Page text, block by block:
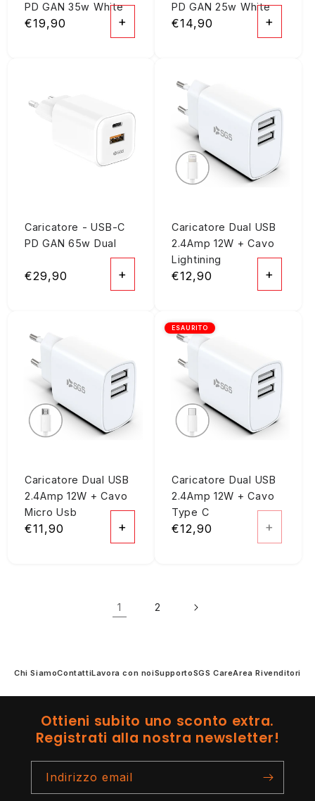
PD GAN 35w White
Prezzo
€19,90 +
PD GAN 25w White
Prezzo
€14,90 +
Caricatore - USB-C
PD GAN 65w Dual
Prezzo
€29,90 +
Caricatore Dual USB
2.4Amp 12W + Cavo
Lightining
Prezzo
€12,90 +
Caricatore Dual USB
2.4Amp 12W + Cavo
Micro Usb
Prezzo
€11,90 +
ESAURITO
Caricatore Dual USB
2.4Amp 12W + Cavo
Type C
Prezzo
€12,90 +
1 2
Chi SiamoContattiLavora con noiSupportoSGS CareArea Rivenditori
Ottieni subito uno sconto extra.
Registrati alla nostra newsletter!
Indirizzo email